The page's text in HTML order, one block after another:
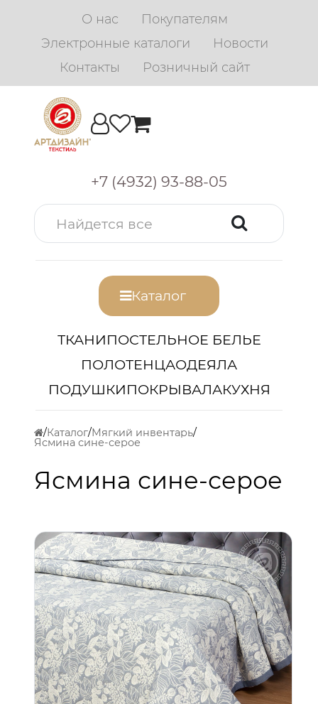
О нас
Покупателям
Электронные каталоги
Новости
Контакты
Розничный сайт
+7 (4932) 93-88-05
Каталог
ТКАНИПОСТЕЛЬНОЕ БЕЛЬЕ
ПОЛОТЕНЦАОДЕЯЛА
ПОДУШКИПОКРЫВАЛАКУХНЯ
Каталог Мягкий инвентарь
Ясмина сине-серое
Ясмина сине-серое